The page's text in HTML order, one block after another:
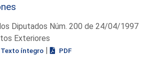
Diputados Núm. 200 de 24/04/1997
Exteriores
Texto íntegro| PDF